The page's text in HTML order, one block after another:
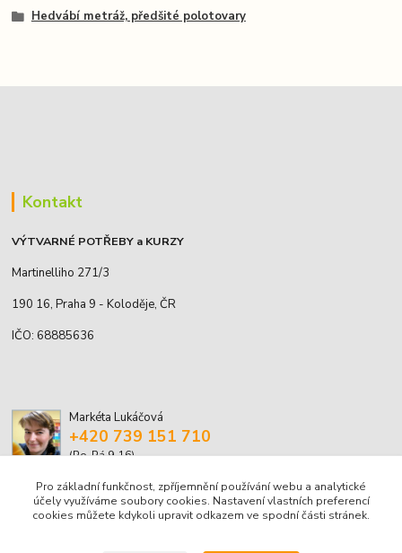
Hedvábí metráž, předšité polotovary
Kontakt
VÝTVARNÉ POTŘEBY a KURZY
Martinelliho 271/3
190 16, Praha 9 - Koloděje, ČR
IČO: 68885636
Markéta Lukáčová
+420 739 151 710
(Po-Pá 9-16)
marketa.lukacova@volny.cz
Pro základní funkčnost, zpříjemnění používání webu a analytické
účely využíváme soubory cookies. Nastavení vlastních preferencí
cookies můžete kdykoli upravit odkazem ve spodní části stránek.